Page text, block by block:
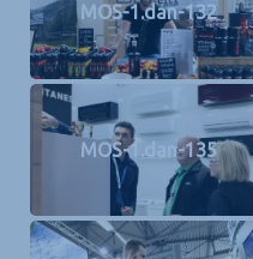
MOS-1.dan-132
MOS-1.dan-135